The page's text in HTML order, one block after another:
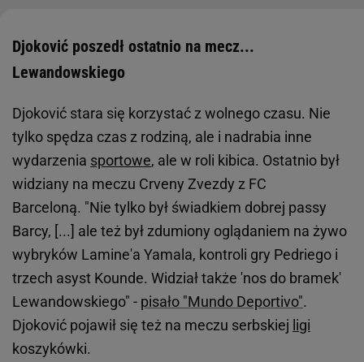
Djoković poszedł ostatnio na mecz...
Lewandowskiego
Djoković stara się korzystać z wolnego czasu. Nie
tylko spędza czas z rodziną, ale i nadrabia inne
wydarzenia sportowe, ale w roli kibica. Ostatnio był
widziany na meczu Crveny Zvezdy z FC
Barceloną. "Nie tylko był świadkiem dobrej passy
Barcy, [...] ale też był zdumiony oglądaniem na żywo
wybryków Lamine'a Yamala, kontroli gry Pedriego i
trzech asyst Kounde. Widział także 'nos do bramek'
Lewandowskiego" - pisało "Mundo Deportivo".
Djoković pojawił się też na meczu serbskiej ligi
koszykówki.